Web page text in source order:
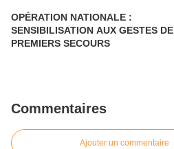
OPÉRATION NATIONALE :
SENSIBILISATION AUX GESTES DE
PREMIERS SECOURS
Commentaires
Ajouter un commentaire